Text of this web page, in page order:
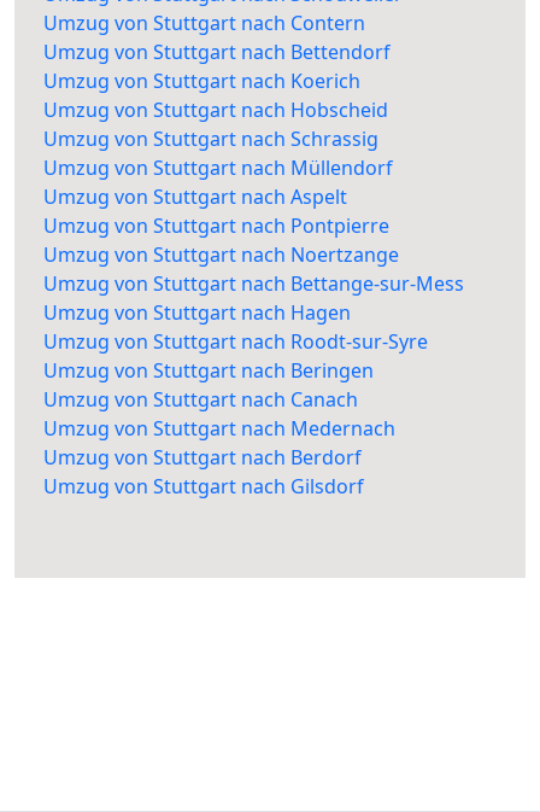
Umzug von Stuttgart nach Contern
Umzug von Stuttgart nach Bettendorf
Umzug von Stuttgart nach Koerich
Umzug von Stuttgart nach Hobscheid
Umzug von Stuttgart nach Schrassig
Umzug von Stuttgart nach Müllendorf
Umzug von Stuttgart nach Aspelt
Umzug von Stuttgart nach Pontpierre
Umzug von Stuttgart nach Noertzange
Umzug von Stuttgart nach Bettange-sur-Mess
Umzug von Stuttgart nach Hagen
Umzug von Stuttgart nach Roodt-sur-Syre
Umzug von Stuttgart nach Beringen
Umzug von Stuttgart nach Canach
Umzug von Stuttgart nach Medernach
Umzug von Stuttgart nach Berdorf
Umzug von Stuttgart nach Gilsdorf